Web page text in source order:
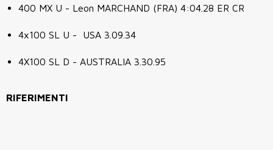
400 MX U - Leon MARCHAND (FRA) 4:04.28 ER CR
4x100 SL U - USA 3.09.34
4X100 SL D - AUSTRALIA 3.30.95
RIFERIMENTI